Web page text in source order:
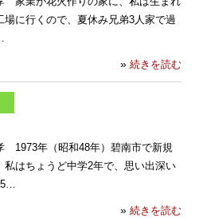
場に行くので、夏休み兄弟3人家で過
» 続きを読む
1973年（昭和48年）碧南市で新規
はちょうど中学2年で、思い出深い
» 続きを読む